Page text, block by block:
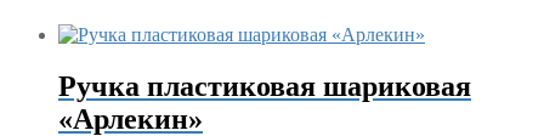
Ручка пластиковая шариковая
«Арлекин»